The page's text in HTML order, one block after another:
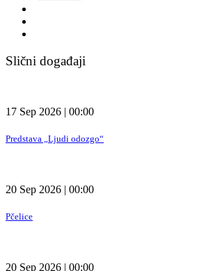
Slični događaji
17 Sep 2026 | 00:00
Predstava „Ljudi odozgo“
20 Sep 2026 | 00:00
Pčelice
20 Sep 2026 | 00:00